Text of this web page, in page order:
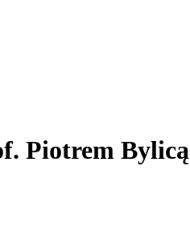
Piotrem Bylicą